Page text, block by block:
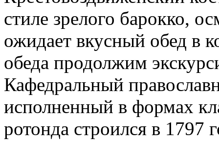
стиле зрелого барокко,
ожидает вкусный обед в
обеда продолжим
Кафедральный
исполненный в формах
ротонда строился в 1797